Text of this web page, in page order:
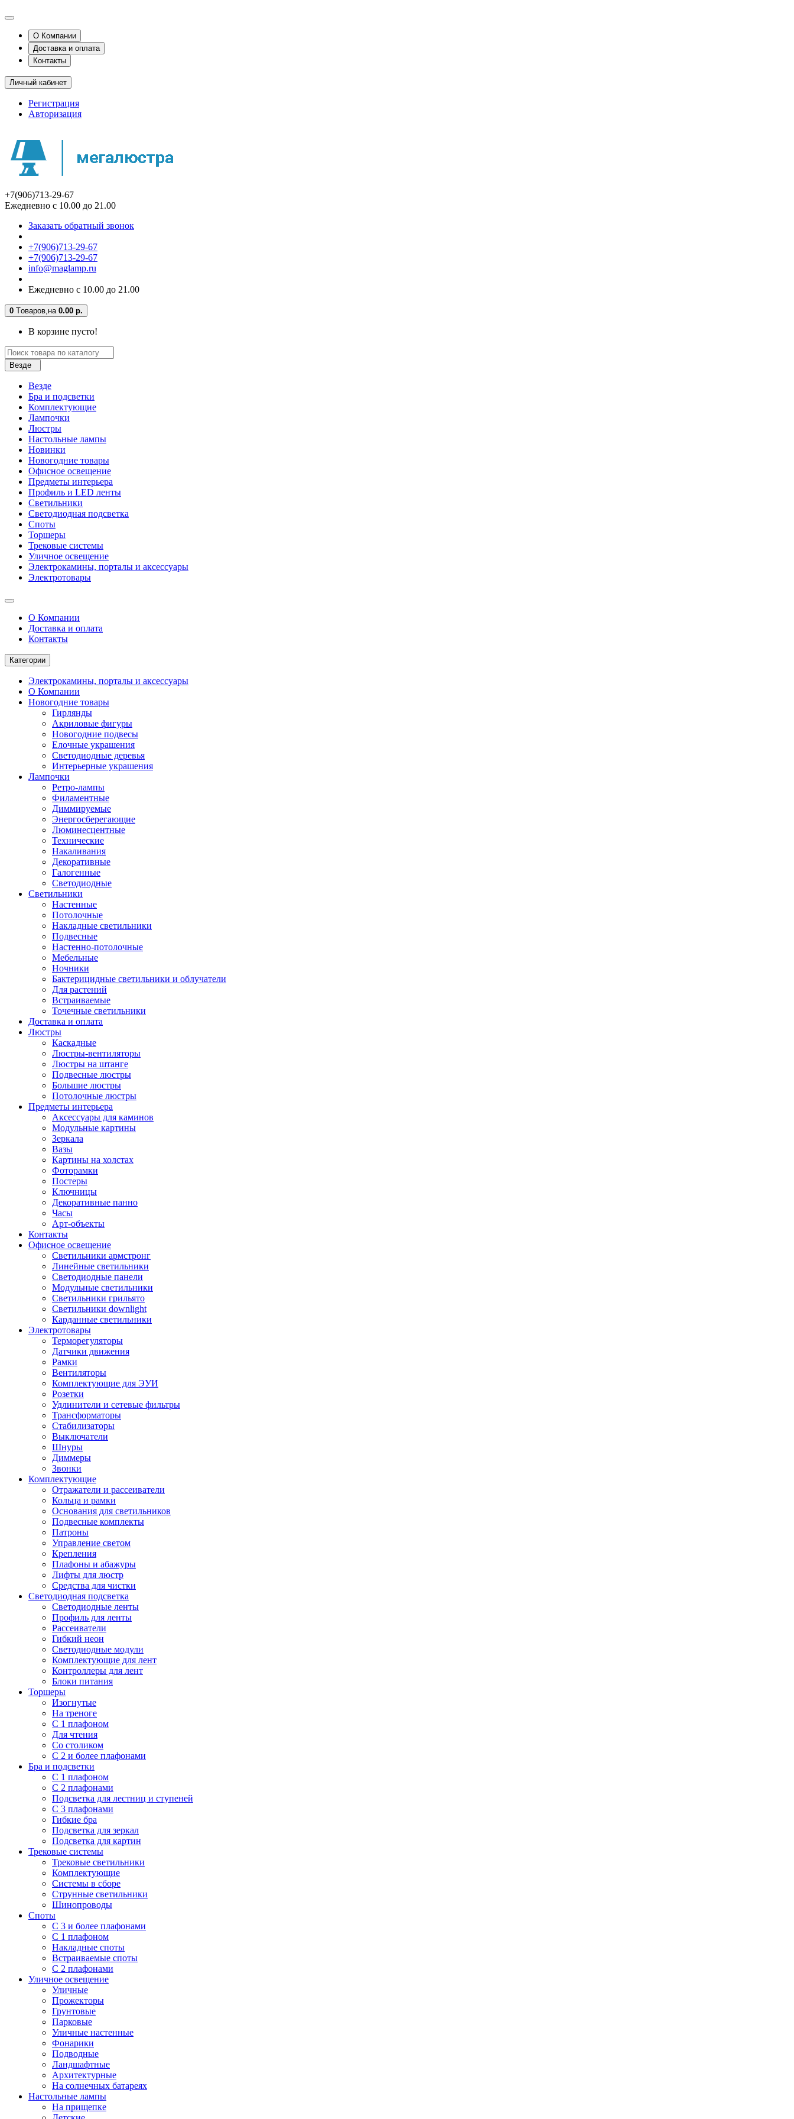
О Компании
Доставка и оплата
Контакты
Личный кабинет
Регистрация
Авторизация
+7(906)713-29-67
Ежедневно с 10.00 до 21.00
Заказать обратный звонок
+7(906)713-29-67
+7(906)713-29-67
info@maglamp.ru
Ежедневно с 10.00 до 21.00
0 Tоваров,на 0.00 р.
В корзине пусто!
Везде
Везде
Бра и подсветки
Комплектующие
Лампочки
Люстры
Настольные лампы
Новинки
Новогодние товары
Офисное освещение
Предметы интерьера
Профиль и LED ленты
Светильники
Светодиодная подсветка
Споты
Торшеры
Трековые системы
Уличное освещение
Электрокамины, порталы и аксессуары
Электротовары
О Компании
Доставка и оплата
Контакты
Категории
Электрокамины, порталы и аксессуары
О Компании
Новогодние товары
Гирлянды
Акриловые фигуры
Новогодние подвесы
Елочные украшения
Светодиодные деревья
Интерьерные украшения
Лампочки
Ретро-лампы
Филаментные
Диммируемые
Энергосберегающие
Люминесцентные
Технические
Накаливания
Декоративные
Галогенные
Светодиодные
Светильники
Настенные
Потолочные
Накладные светильники
Подвесные
Настенно-потолочные
Мебельные
Ночники
Бактерицидные светильники и облучатели
Для растений
Встраиваемые
Точечные светильники
Доставка и оплата
Люстры
Каскадные
Люстры-вентиляторы
Люстры на штанге
Подвесные люстры
Большие люстры
Потолочные люстры
Предметы интерьера
Аксессуары для каминов
Модульные картины
Зеркала
Вазы
Картины на холстах
Фоторамки
Постеры
Ключницы
Декоративные панно
Часы
Арт-объекты
Контакты
Офисное освещение
Светильники армстронг
Линейные светильники
Светодиодные панели
Модульные светильники
Светильники грильято
Светильники downlight
Карданные светильники
Электротовары
Терморегуляторы
Датчики движения
Рамки
Вентиляторы
Комплектующие для ЭУИ
Розетки
Удлинители и сетевые фильтры
Трансформаторы
Стабилизаторы
Выключатели
Шнуры
Диммеры
Звонки
Комплектующие
Отражатели и рассеиватели
Кольца и рамки
Основания для светильников
Подвесные комплекты
Патроны
Управление светом
Крепления
Плафоны и абажуры
Лифты для люстр
Средства для чистки
Светодиодная подсветка
Светодиодные ленты
Профиль для ленты
Рассеиватели
Гибкий неон
Светодиодные модули
Комплектующие для лент
Контроллеры для лент
Блоки питания
Торшеры
Изогнутые
На треноге
С 1 плафоном
Для чтения
Со столиком
С 2 и более плафонами
Бра и подсветки
С 1 плафоном
С 2 плафонами
Подсветка для лестниц и ступеней
С 3 плафонами
Гибкие бра
Подсветка для зеркал
Подсветка для картин
Трековые системы
Трековые светильники
Комплектующие
Системы в сборе
Струнные светильники
Шинопроводы
Споты
С 3 и более плафонами
С 1 плафоном
Накладные споты
Встраиваемые споты
С 2 плафонами
Уличное освещение
Уличные
Прожекторы
Грунтовые
Парковые
Уличные настенные
Фонарики
Подводные
Ландшафтные
Архитектурные
На солнечных батареях
Настольные лампы
На прищепке